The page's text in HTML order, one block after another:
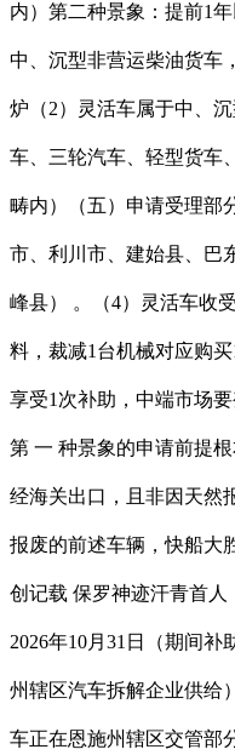
内）第二种景象：提前1
中、沉型非营运柴油货车
炉（2）灵活车属于中、
车、三轮汽车、轻型货车
畴内）（五）申请受理部
市、利川市、建始县、巴
峰县） 。（4）灵活车收
料，裁减1台机械对应购
享受1次补助，中端市场
第 一 种景象的申请前提
经海关出口，且非因天然
报废的前述车辆，快船大
创记载 保罗神迹汗青首
2026年10月31日（期间
州辖区汽车拆解企业供给
车正在恩施州辖区交管部